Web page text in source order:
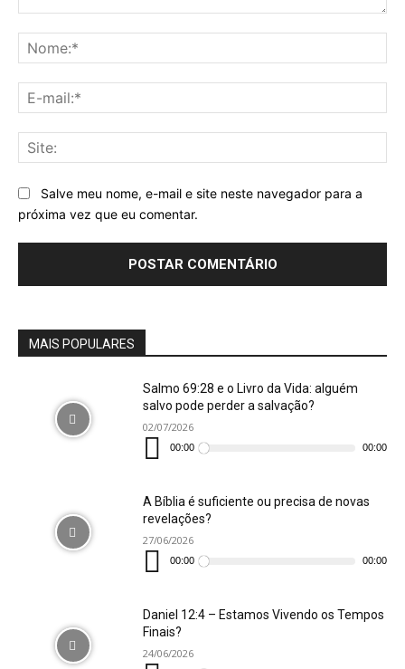
Salve meu nome, e-mail e site neste navegador para a
próxima vez que eu comentar.
MAIS POPULARES
Salmo 69:28 e o Livro da Vida: alguém
salvo pode perder a salvação?
02/07/2026
Tocador
áudio
00:00 00:00
A Bíblia é suficiente ou precisa de novas
revelações?
27/06/2026
Tocador
áudio
00:00 00:00
Daniel 12:4 – Estamos Vivendo os Tempos
Finais?
24/06/2026
Tocador